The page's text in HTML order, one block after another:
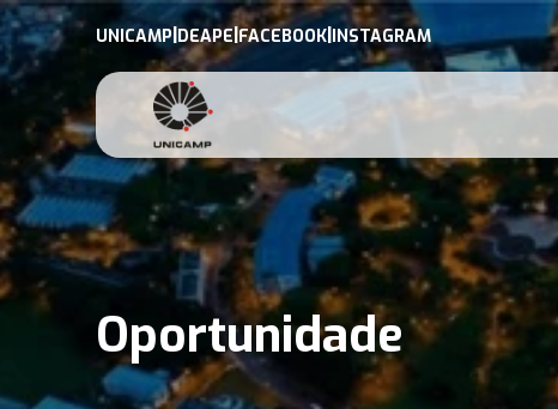
UNICAMP DEAPE|FACEBOOK INSTAGRAM
Oportunidade